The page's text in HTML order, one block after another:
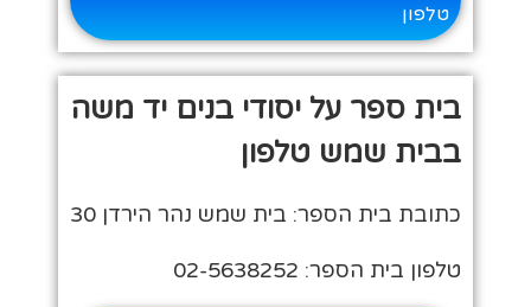
טלפון
בית ספר על יסודי בנים יד משה
בבית שמש טלפון
כתובת בית הספר: בית שמש נהר הירדן 30
טלפון בית הספר: 02-5638252